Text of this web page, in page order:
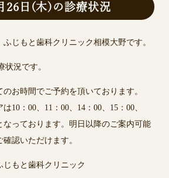
26日(木)の診療状況
じもと歯科クリニック相模大野です。
状況です。
お時間でご予約を頂いております。
10：00、11：00、14：00、15：00、
なっております。明日以降のご案内可能
認いただけます。
もと歯科クリニック